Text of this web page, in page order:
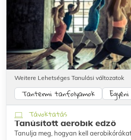
Weitere Lehetséges Tanulási változatok
Távoktatás
Tantermi tanfolyamok
Tanúsított aerobik edző
Tanulja meg, hogyan kell